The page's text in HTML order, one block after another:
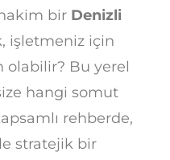
bir Denizli
işletmeniz için
olabilir? Bu yerel
hangi somut
rehberde,
stratejik bir